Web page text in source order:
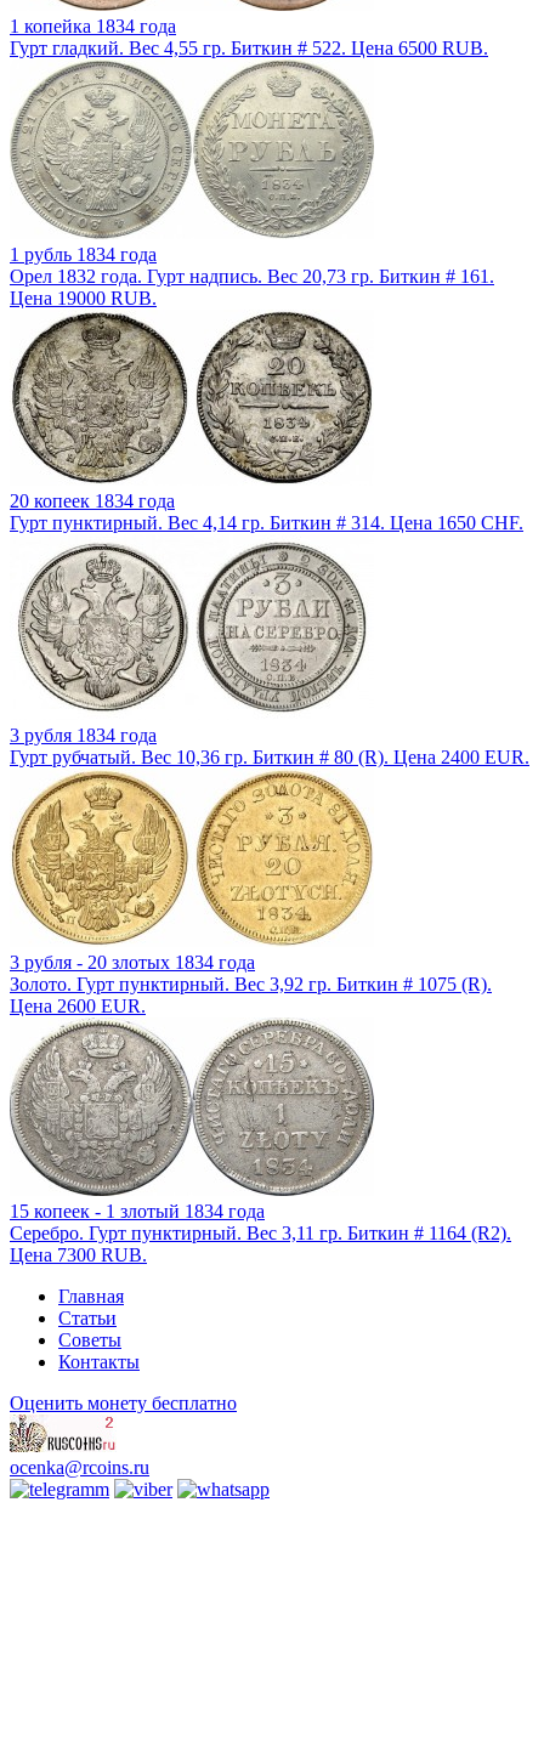
1 копейка 1834 года
Гурт гладкий. Вес 4,55 гр. Биткин # 522. Цена 6500 RUB.
1 рубль 1834 года
Орел 1832 года. Гурт надпись. Вес 20,73 гр. Биткин # 161.
Цена 19000 RUB.
20 копеек 1834 года
Гурт пунктирный. Вес 4,14 гр. Биткин # 314. Цена 1650 CHF.
3 рубля 1834 года
Гурт рубчатый. Вес 10,36 гр. Биткин # 80 (R). Цена 2400 EUR.
3 рубля - 20 злотых 1834 года
Золото. Гурт пунктирный. Вес 3,92 гр. Биткин # 1075 (R).
Цена 2600 EUR.
15 копеек - 1 злотый 1834 года
Серебро. Гурт пунктирный. Вес 3,11 гр. Биткин # 1164 (R2).
Цена 7300 RUB.
Главная
Статьи
Советы
Контакты
Оценить монету бесплатно
ocenka@rcoins.ru